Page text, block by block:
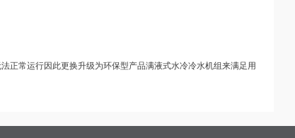
正常运行因此更换升级为环保型产品满液式水冷冷水机组来满足用